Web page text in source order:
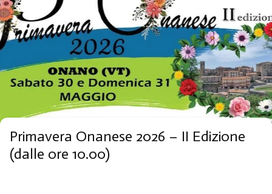
Primavera Onanese 2026 – II Edizione
(dalle ore 10.00)